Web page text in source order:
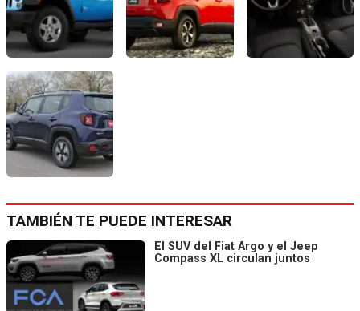
TAMBIÉN TE PUEDE INTERESAR
El SUV del Fiat Argo y el Jeep
Compass XL circulan juntos